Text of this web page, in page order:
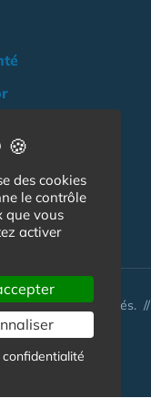
:
- Tous droits réservés. //
des cookies
le contrôle
que vous
activer